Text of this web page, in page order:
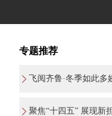
专题推荐
飞阅齐鲁·冬季如此多
聚焦“十四五” 展现新